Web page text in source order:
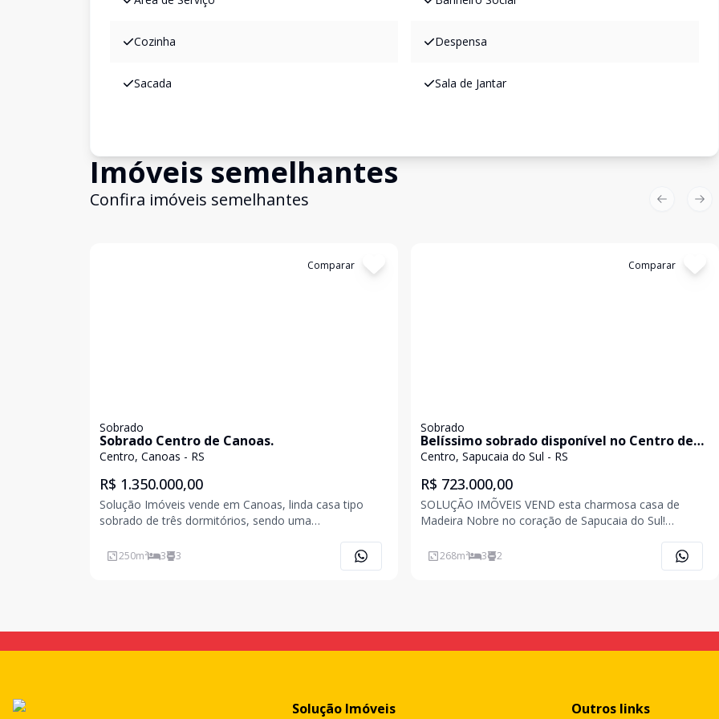
Cozinha Despensa
Sacada Sala de Jantar
Imóveis semelhantes
Confira imóveis semelhantes
Comparar
Sobrado
Sobrado Centro de Canoas.
Centro, Canoas - RS
R$ 1.350.000,00
Solução Imóveis vende em Canoas, linda casa tipo
sobrado de três dormitórios, sendo uma
social, sala de estar e jantar, lavabo, cozinha, área de
serviço, lareira na sala, sacada na suíte e num dos
250m² 3 3
Comparar
Sobrado
Belíssimo sobrado disponível no Centro de
Sapucaia do Sul, RS
Centro, Sapucaia do Sul - RS
R$ 723.000,00
SOLUÇÃO IMÕVEIS VEND esta charmosa casa de
Madeira Nobre no coração de Sapucaia do Sul!
esta residência única combina conforto, espaço e
estilo, tudo em um terreno generoso de 468,35 m²,
268m² 3 2
Previous
Solução Imóveis Outros links